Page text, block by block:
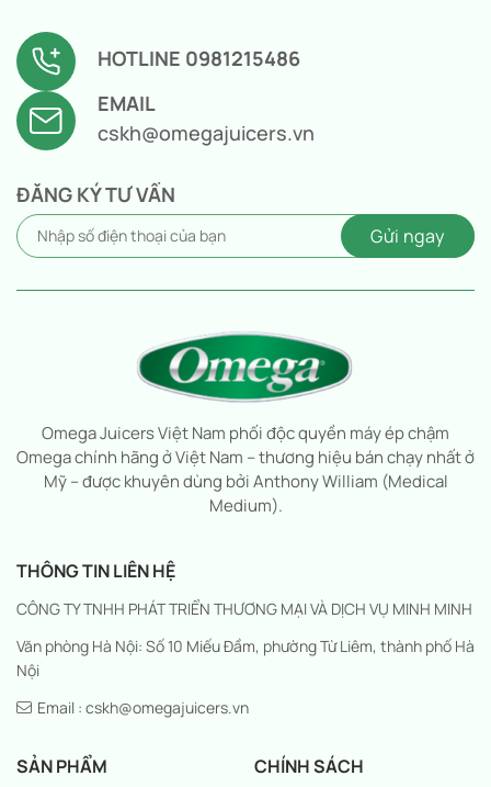
HOTLINE 0981215486
EMAIL
cskh@omegajuicers.vn
ĐĂNG KÝ TƯ VẤN
Omega Juicers Việt Nam phối độc quyền máy ép chậm
Omega chính hãng ở Việt Nam – thương hiệu bán chạy nhất ở
Mỹ – được khuyên dùng bởi Anthony William (Medical
Medium).
THÔNG TIN LIÊN HỆ
CÔNG TY TNHH PHÁT TRIỂN THƯƠNG MẠI VÀ DỊCH VỤ MINH MINH
Văn phòng Hà Nội: Số 10 Miếu Đầm, phường Từ Liêm, thành phố Hà
Nội
Email : cskh@omegajuicers.vn
SẢN PHẨM CHÍNH SÁCH